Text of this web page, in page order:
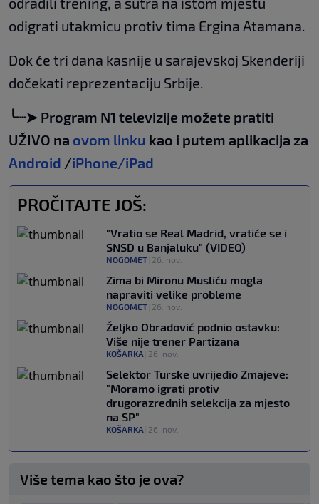
odigrati utakmicu protiv tima Ergina Atamana.
Dok će tri dana kasnije u sarajevskoj Skenderiji
dočekati reprezentaciju Srbije.
╰┈➤ Program N1 televizije možete pratiti
UŽIVO na ovom linku kao i putem aplikacija za
Android /iPhone/iPad
PROČITAJTE JOŠ:
"Vratio se Real Madrid, vratiće se i
SNSD u Banjaluku" (VIDEO)
NOGOMET 26. nov.
Zima bi Mironu Musliću mogla
napraviti velike probleme
NOGOMET 26. nov.
Željko Obradović podnio ostavku:
Više nije trener Partizana
KOŠARKA 26. nov.
Selektor Turske uvrijedio Zmajeve:
"Moramo igrati protiv
drugorazrednih selekcija za mjesto
na SP"
KOŠARKA 26. nov.
Više tema kao što je ova?